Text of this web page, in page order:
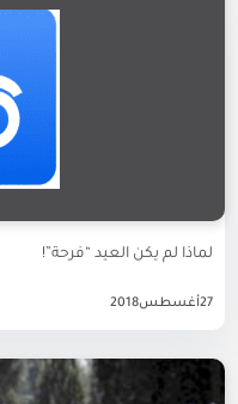
لماذا لم يكن العيد “فرحة”!
27أغسطس2018